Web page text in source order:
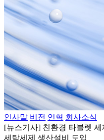
인사말 비전 연혁 회사소식
[뉴스기사] 친환경 타블렛
세탁세제 생산설비 도입